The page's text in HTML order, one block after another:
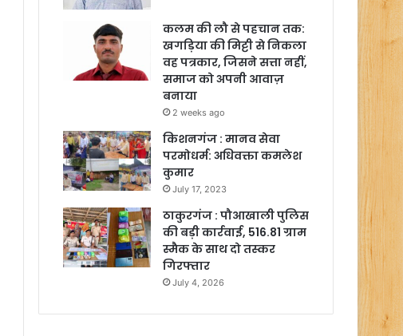
कलम की लौ से पहचान तक:
खगड़िया की मिट्टी से निकला
वह पत्रकार, जिसने सत्ता नहीं,
समाज को अपनी आवाज़
बनाया
2 weeks ago
किशनगंज : मानव सेवा
परमोधर्म: अधिवक्ता कमलेश
कुमार
July 17, 2023
ठाकुरगंज : पौआखाली पुलिस
की बड़ी कार्रवाई, 516.81 ग्राम
स्मैक के साथ दो तस्कर
गिरफ्तार
July 4, 2026